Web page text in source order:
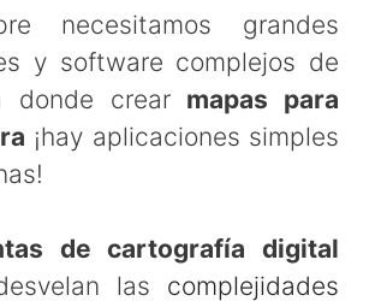
necesitamos grandes
y software complejos de
donde crear mapas para
¡hay aplicaciones simples
de cartografía digital
las complejidades